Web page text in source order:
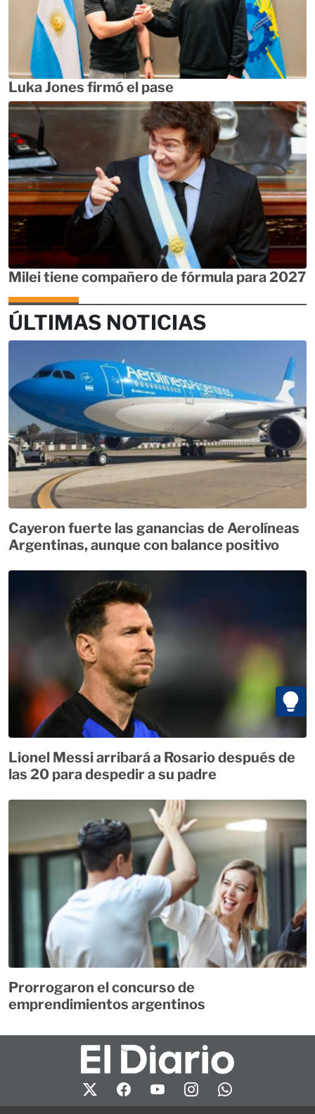
Luka Jones firmó el pase
Milei tiene compañero de fórmula para 2027
ÚLTIMAS NOTICIAS
Cayeron fuerte las ganancias de Aerolíneas
Argentinas, aunque con balance positivo
Lionel Messi arribará a Rosario después de
las 20 para despedir a su padre
Prorrogaron el concurso de
emprendimientos argentinos